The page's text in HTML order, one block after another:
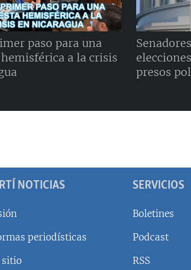
paso para una
a la crisis
presos
NOTICIAS
periodísticas
sitio
SERVICIOS
Boletines
Podcast
RSS